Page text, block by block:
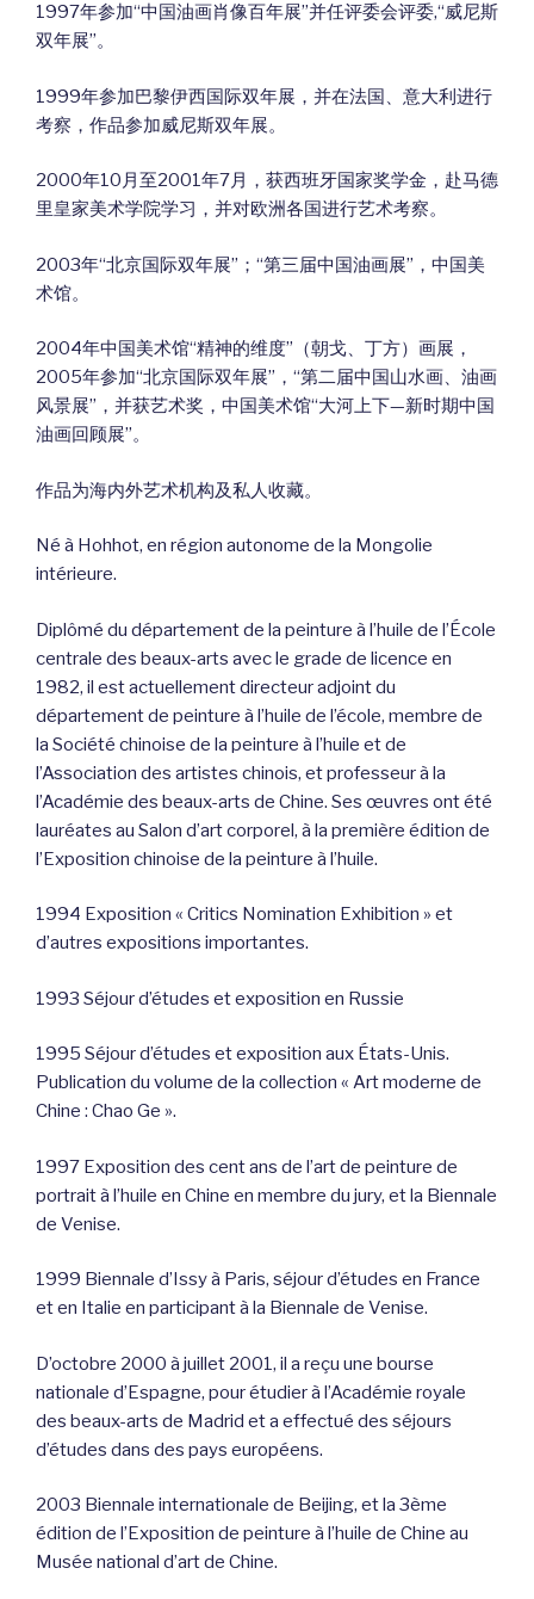
1997年参加“中国油画肖像百年展”并任评委会评委,“威尼斯
双年展”。
1999年参加巴黎伊西国际双年展，并在法国、意大利进行
考察，作品参加威尼斯双年展。
2000年10月至2001年7月，获西班牙国家奖学金，赴马德
里皇家美术学院学习，并对欧洲各国进行艺术考察。
2003年“北京国际双年展”；“第三届中国油画展”，中国美
术馆。
2004年中国美术馆“精神的维度”（朝戈、丁方）画展，
2005年参加“北京国际双年展”，“第二届中国山水画、油画
风景展”，并获艺术奖，中国美术馆“大河上下—新时期中国
油画回顾展”。
作品为海内外艺术机构及私人收藏。
Né à Hohhot, en région autonome de la Mongolie
intérieure.
Diplômé du département de la peinture à l’huile de l’École
centrale des beaux-arts avec le grade de licence en
1982, il est actuellement directeur adjoint du
département de peinture à l’huile de l’école, membre de
la Société chinoise de la peinture à l’huile et de
l’Association des artistes chinois, et professeur à la
l’Académie des beaux-arts de Chine. Ses œuvres ont été
lauréates au Salon d’art corporel, à la première édition de
l’Exposition chinoise de la peinture à l’huile.
1994 Exposition « Critics Nomination Exhibition » et
d’autres expositions importantes.
1993 Séjour d’études et exposition en Russie
1995 Séjour d’études et exposition aux États-Unis.
Publication du volume de la collection « Art moderne de
Chine : Chao Ge ».
1997 Exposition des cent ans de l’art de peinture de
portrait à l’huile en Chine en membre du jury, et la Biennale
de Venise.
1999 Biennale d’Issy à Paris, séjour d’études en France
et en Italie en participant à la Biennale de Venise.
D’octobre 2000 à juillet 2001, il a reçu une bourse
nationale d’Espagne, pour étudier à l’Académie royale
des beaux-arts de Madrid et a effectué des séjours
d’études dans des pays européens.
2003 Biennale internationale de Beijing, et la 3ème
édition de l’Exposition de peinture à l’huile de Chine au
Musée national d’art de Chine.